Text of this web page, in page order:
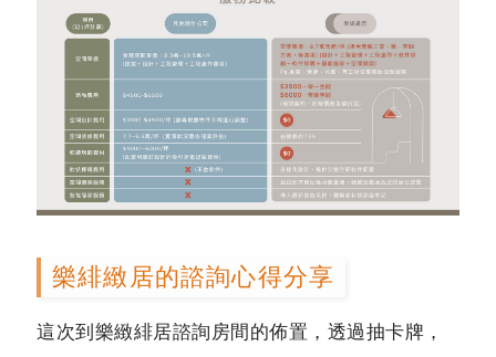
樂緋緻居的諮詢心得分享
這次到樂緻緋居諮詢房間的佈置，透過抽卡牌，